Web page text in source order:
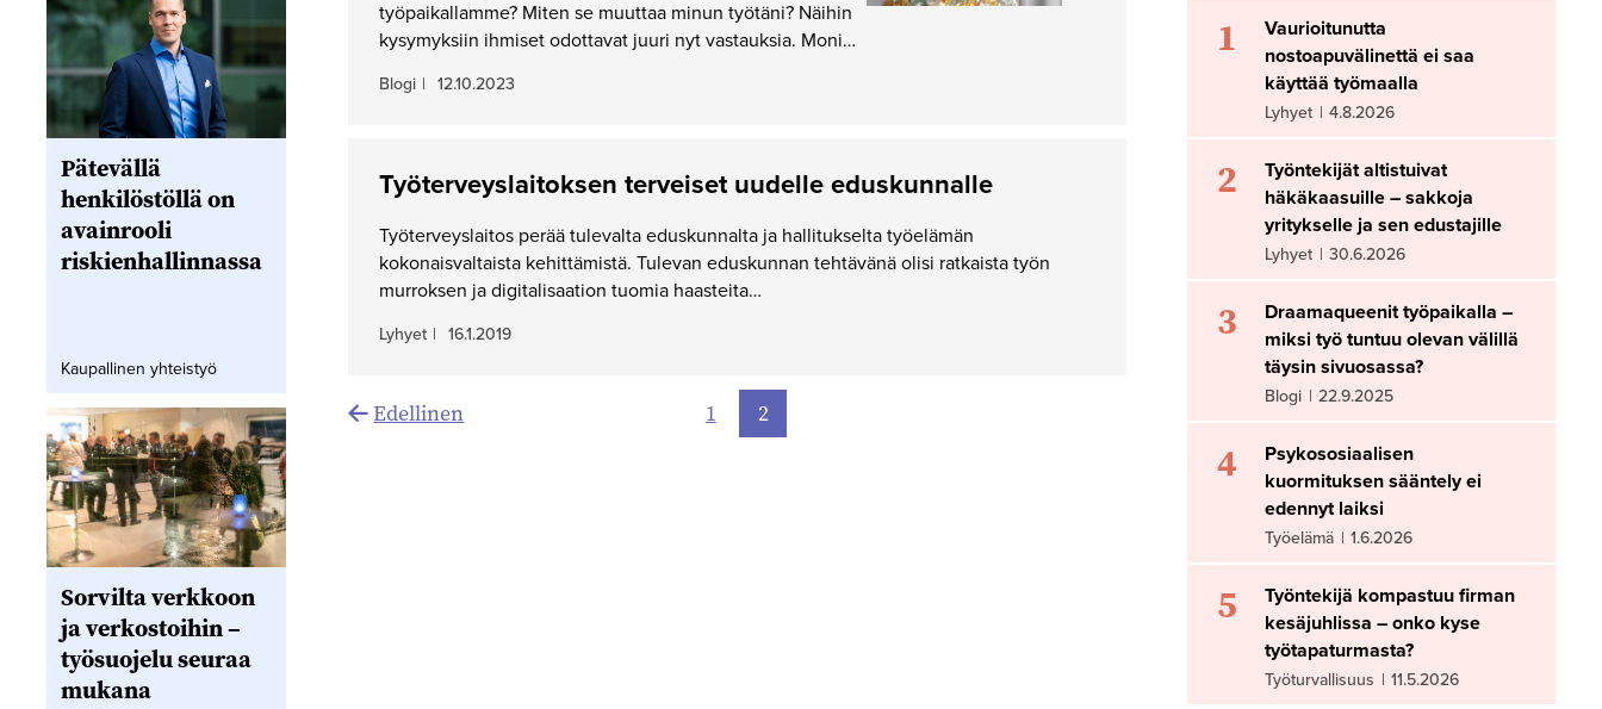
työpaikallamme? Miten se muuttaa minun työtäni? Näihin
kysymyksiin ihmiset odottavat juuri nyt vastauksia. Moni…
Blogi | 12.10.2023
Työterveyslaitoksen terveiset uudelle eduskunnalle
Työterveyslaitos perää tulevalta eduskunnalta ja hallitukselta työelämän
kokonaisvaltaista kehittämistä. Tulevan eduskunnan tehtävänä olisi ratkaista työn
murroksen ja digitalisaation tuomia haasteita…
Lyhyet | 16.1.2019
Artikkelien
Edellinen 1 2
Pätevällä
henkilöstöllä on
avainrooli
riskienhallinnassa
Kaupallinen yhteistyö
Sorvilta verkkoon
ja verkostoihin –
työsuojelu seuraa
mukana
1
Vaurioitunutta
nostoapuvälinettä ei saa
käyttää työmaalla
Lyhyet | 4.8.2026
2
Työntekijät altistuivat
häkäkaasuille – sakkoja
yritykselle ja sen edustajille
Lyhyet | 30.6.2026
3
Draamaqueenit työpaikalla –
miksi työ tuntuu olevan välillä
täysin sivuosassa?
Blogi | 22.9.2025
4
Psykososiaalisen
kuormituksen sääntely ei
edennyt laiksi
Työelämä | 1.6.2026
5
Työntekijä kompastuu firman
kesäjuhlissa – onko kyse
työtapaturmasta?
Työturvallisuus | 11.5.2026